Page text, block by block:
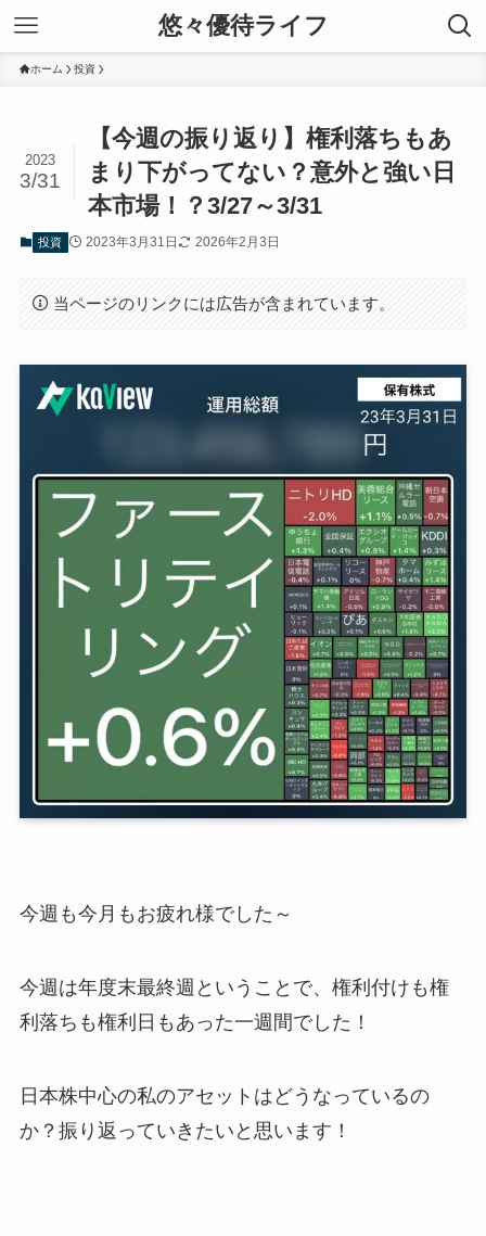
悠々優待ライフ
ホーム 投資
【今週の振り返り】権利落ちもあ
まり下がってない？意外と強い日
本市場！？3/27～3/31
2023
3/31
投資 2023年3月31日 2026年2月3日
当ページのリンクには広告が含まれています。
今週も今月もお疲れ様でした～
今週は年度末最終週ということで、権利付けも権
利落ちも権利日もあった一週間でした！
日本株中心の私のアセットはどうなっているの
か？振り返っていきたいと思います！